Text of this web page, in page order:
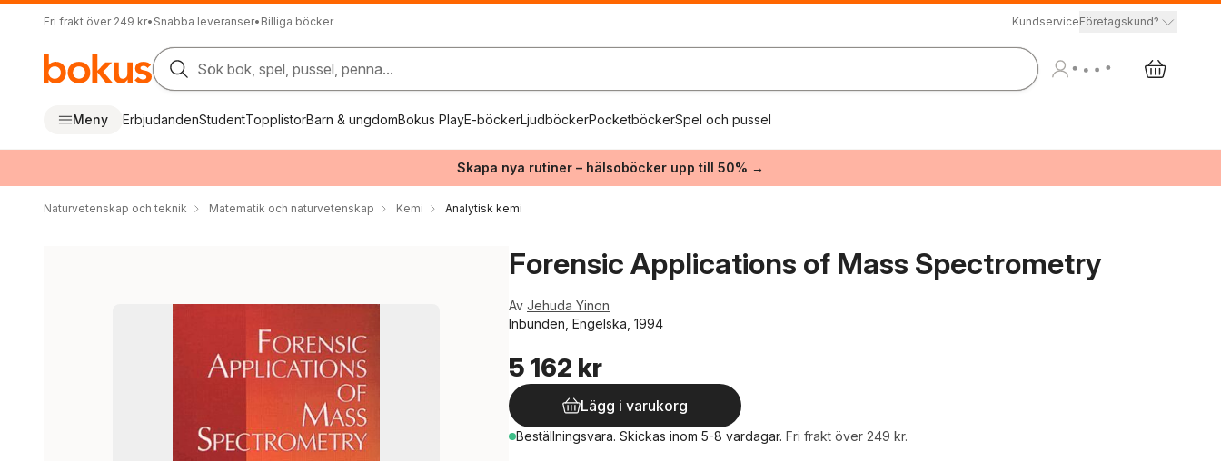
Fri frakt över 249 kr• Snabba leveranser• Billiga böcker KundserviceFöretagskund?
Sök bok, spel, pussel, penna...
Meny ErbjudandenStudentTopplistorBarn & ungdomBokus PlayE-böckerLjudböckerPocketböckerSpel och pussel
Skapa nya rutiner – hälsoböcker upp till 50% →
Naturvetenskap och teknik Matematik och naturvetenskap Kemi Analytisk kemi
Forensic Applications of Mass Spectrometry
Av Jehuda Yinon
Inbunden, Engelska, 1994
5 162 kr
Lägg i varukorg
Beställningsvara. Skickas inom 5-8 vardagar. Fri frakt över 249 kr.